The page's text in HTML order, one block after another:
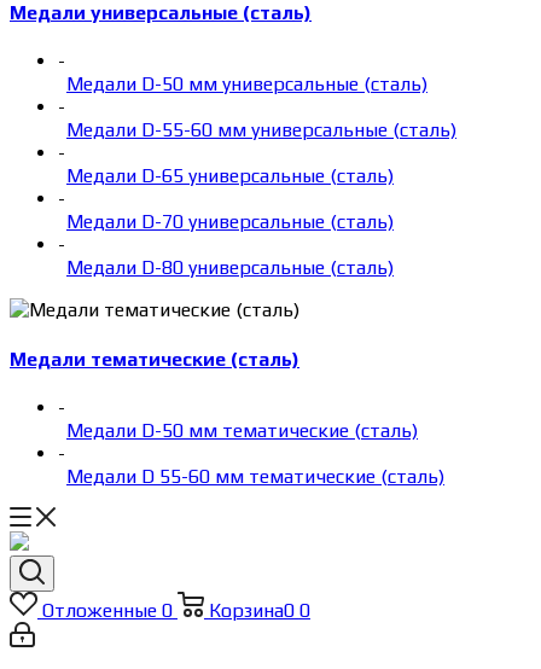
Медали универсальные (сталь)
-
Медали D-50 мм универсальные (сталь)
-
Медали D-55-60 мм универсальные (сталь)
-
Медали D-65 универсальные (сталь)
-
Медали D-70 универсальные (сталь)
-
Медали D-80 универсальные (сталь)
Медали тематические (сталь)
-
Медали D-50 мм тематические (сталь)
-
Медали D 55-60 мм тематические (сталь)
Отложенные 0 Корзина0 0